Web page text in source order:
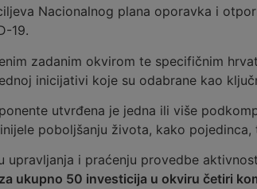
Nacionalnog plana oporavka i
19.
zadanim okvirom te specifičnim
inicijativi koje su odabrane kao
utvrđena je jedna ili više
poboljšanju života, kako
upravljanja i praćenju provedbe
ukupno 50 investicija u okviru četiri